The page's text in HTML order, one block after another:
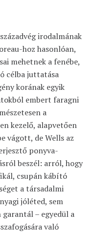
irodalmának
hoz hasonlóan,
mehetnek a fenébe,
célba juttatása
korának egyik
embert faragni
a
kezelő, alapvetően
vágott, de Wells az
ponyva-
beszél: arról, hogy
csupán kábító
a társadalmi
jóléted, sem
– egyedül a
való